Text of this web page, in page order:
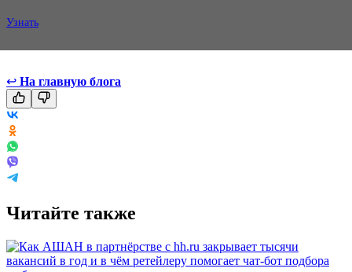
Узнать
↩ На главную блога
Читайте также